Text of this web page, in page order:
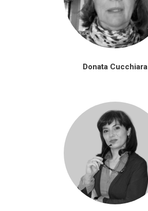
Donata Cucchiara